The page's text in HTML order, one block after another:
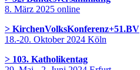
8. März 2025 online
> KirchenVolksKonferenz+51.BV
18.-20. Oktober 2024 Köln
> 103. Katholikentag